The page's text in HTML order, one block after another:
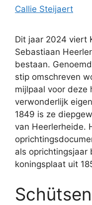
Callie Steijaert
Dit jaar 2024 viert
Sebastiaan
bestaan.
stip omschreven
mijlpaal voor deze
verwonderlijk
1849 is ze
van Heerlerheide.
als oprichtingsjaar
koningsplaat uit